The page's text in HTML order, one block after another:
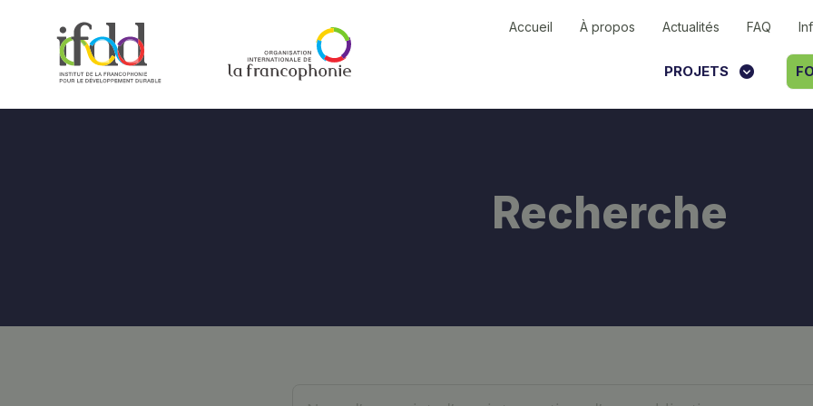
Accueil À propos Actualités FAQ
PROJETS
Recherche